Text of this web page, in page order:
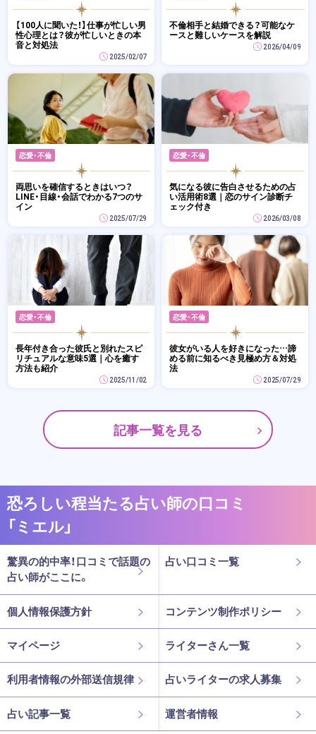
【100人に聞いた！】仕事が忙しい男
性心理とは？彼が忙しいときの本
音と対処法
2025/02/07
不倫相手と結婚できる？可能なケ
ースと難しいケースを解説
2026/04/09
恋愛・不倫
両思いを確信するときはいつ？
LINE・目線・会話でわかる7つのサ
イン
2025/07/29
恋愛・不倫
気になる彼に告白させるための占
い活用術8選｜恋のサイン診断チ
ェック付き
2026/03/08
恋愛・不倫
長年付き合った彼氏と別れたスピ
リチュアルな意味5選｜心を癒す
方法も紹介
2025/11/02
恋愛・不倫
彼女がいる人を好きになった…諦
める前に知るべき見極め方＆対処
法
2025/07/29
記事一覧を見る
恐ろしい程当たる占い師の口コミ
「ミエル」
驚異の的中率！口コミで話題の
占い師がここに。
占い口コミ一覧
個人情報保護方針 コンテンツ制作ポリシー
マイページ ライターさん一覧
利用者情報の外部送信規律 占いライターの求人募集
占い記事一覧 運営者情報